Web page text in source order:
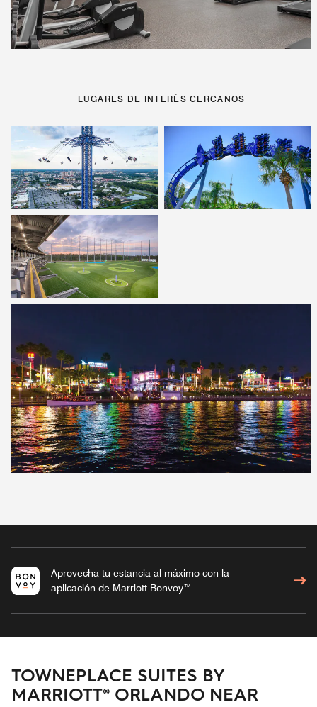
LUGARES DE INTERÉS CERCANOS
Aprovecha tu estancia al máximo con la
aplicación de Marriott Bonvoy™
TOWNEPLACE SUITES BY
MARRIOTT® ORLANDO NEAR